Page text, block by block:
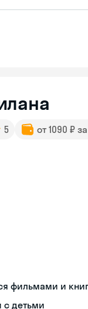
5 от 1090 ₽
фильмами и
с детьми